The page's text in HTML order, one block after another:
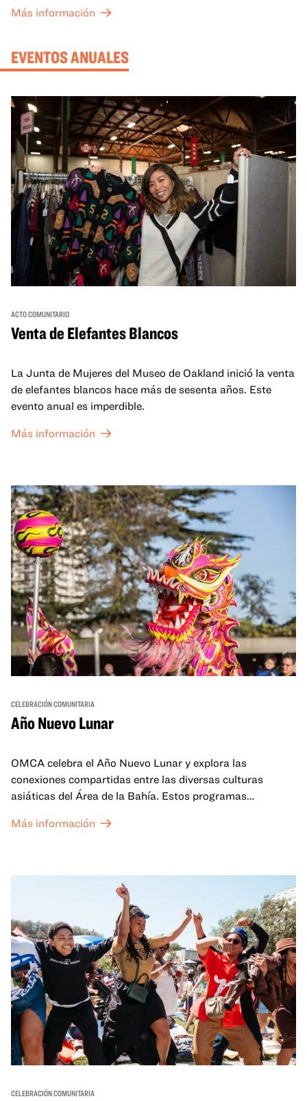
mejor lo que se expone en las galerías del OMCA.
Más información
EVENTOS ANUALES
ACTO COMUNITARIO
Venta de Elefantes Blancos
La Junta de Mujeres del Museo de Oakland inició la venta
de elefantes blancos hace más de sesenta años. Este
evento anual es imperdible.
Más información
CELEBRACIÓN COMUNITARIA
Año Nuevo Lunar
OMCA celebra el Año Nuevo Lunar y explora las
conexiones compartidas entre las diversas culturas
asiáticas del Área de la Bahía. Estos programas
celebran y honran las tradiciones del Año Nuevo Lunar a
un espacio para que nuestras comunidades AAPI se
reúnan y se eleven mutuamente con círculos de curación
tanto presenciales como virtuales.
Más información
CELEBRACIÓN COMUNITARIA